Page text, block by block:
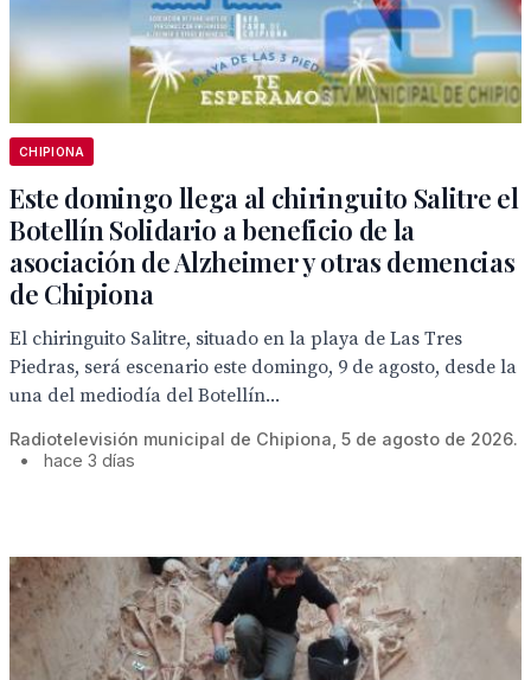
CHIPIONA
Este domingo llega al chiringuito Salitre el
Botellín Solidario a beneficio de la
asociación de Alzheimer y otras demencias
de Chipiona
El chiringuito Salitre, situado en la playa de Las Tres
Piedras, será escenario este domingo, 9 de agosto, desde la
una del mediodía del Botellín...
Radiotelevisión municipal de Chipiona, 5 de agosto de 2026.
•
hace 3 días